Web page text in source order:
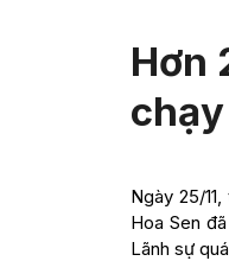
Hơn
Ngày 25/
Hoa Sen
Lãnh sự